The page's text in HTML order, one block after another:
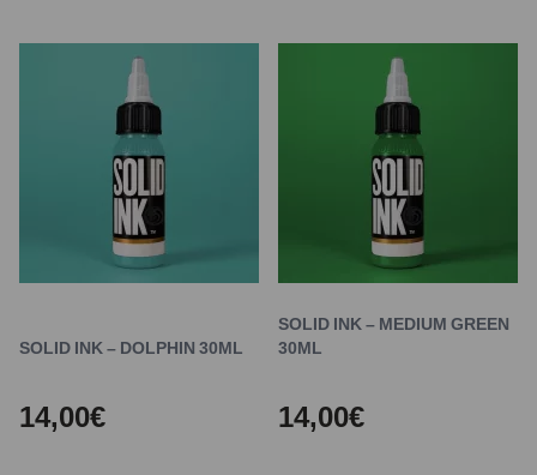
SOLID INK – DOLPHIN 30ML
14,00€
SOLID INK – MEDIUM GREEN
30ML
14,00€